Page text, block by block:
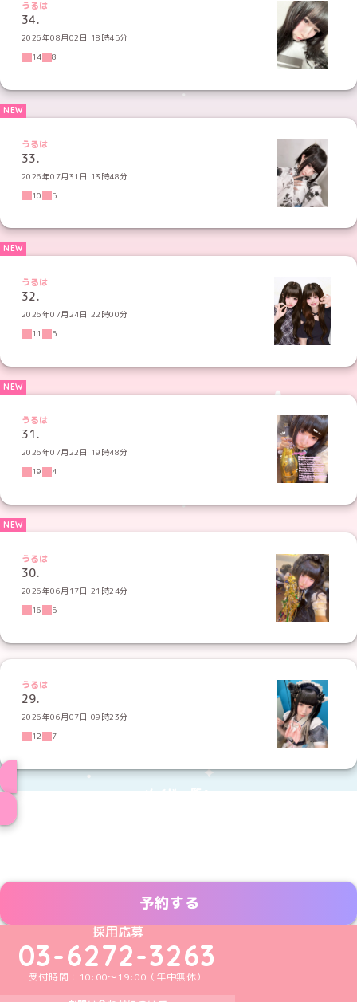
うるは
34.
2026年08月02日 18時45分
14
8
うるは
33.
2026年07月31日 13時48分
10
5
うるは
32.
2026年07月24日 22時00分
11
5
うるは
31.
2026年07月22日 19時48分
19
4
うるは
30.
2026年06月17日 21時24分
16
5
うるは
29.
2026年06月07日 09時23分
12
7
メイド一覧へ
予約する
めいどりーみんTikTok公式アカウント
めいどりーみんX公式アカウント
めいどりーみんInstagram公式アカウント
めいどりーみんFacebook公式アカウン
めいどりーみんYouTube公式アカ
採用応募
03-6272-3263
受付時間：10:00～19:00（年中無休）